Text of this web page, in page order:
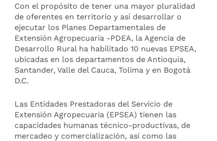
Con el propósito de tener una mayor pluralidad
de oferentes en territorio y así desarrollar o
ejecutar los Planes Departamentales de
Extensión Agropecuaria -PDEA, la Agencia de
Desarrollo Rural ha habilitado 10 nuevas EPSEA,
ubicadas en los departamentos de Antioquia,
Santander, Valle del Cauca, Tolima y en Bogotá
D.C.
Las Entidades Prestadoras del Servicio de
Extensión Agropecuaria (EPSEA) tienen las
capacidades humanas técnico-productivas, de
mercadeo y comercialización, así como las